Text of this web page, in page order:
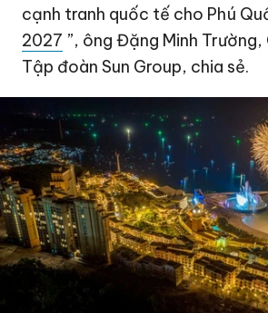
cạnh tranh quốc tế cho Phú
2027 ”, ông Đặng Minh
Tập đoàn Sun Group, chia sẻ.